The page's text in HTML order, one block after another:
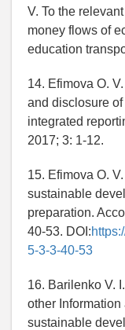
V. To the
money flows of
education
14. Efimova O.
and disclosure
integrated
2017; 3: 1-12.
15. Efimova O.
sustainable
preparation.
40-53. DOI:
5-3-3-40-53
16. Barilenko V.
other
sustainable